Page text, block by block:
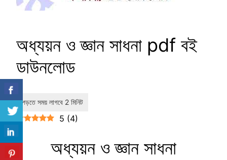
অধ্যয়ন ও জ্ঞান সাধনা pdf বই
ডাউনলোড
5 (4)
অধ্যয়ন ও জ্ঞান সাধনা